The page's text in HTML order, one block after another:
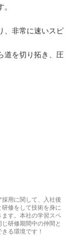
、非常に速いスピ
道を切り拓き、圧
採用に関して、入社後
研修をして技術を身に
ます。本社の学習スペ
研修期間中の仲間と
る環境です！